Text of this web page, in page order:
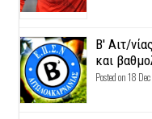
Β' Αιτ/
και
Posted on 18